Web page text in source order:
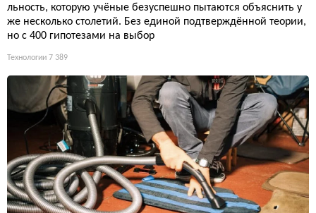
льность, которую учёные безуспешно пытаются объяснить у
же несколько столетий. Без единой подтверждённой теории,
но с 400 гипотезами на выбор
Технологии 7 389